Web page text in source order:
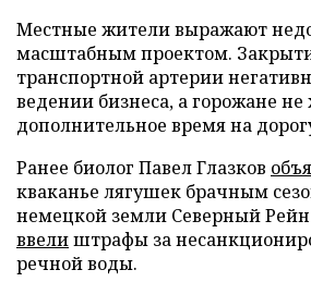
Местные жители выражают
масштабным проектом.
транспортной артерии
ведении бизнеса, а горожане
дополнительное время на
Ранее биолог Павел Глазков
кваканье лягушек брачным
немецкой земли Северный Рейн
ввелиштрафы за
речной воды.